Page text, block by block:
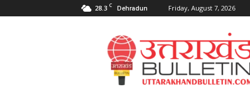
28.3 C Dehradun Friday, August 7, 2026
Uttarakahnd
Bulletin